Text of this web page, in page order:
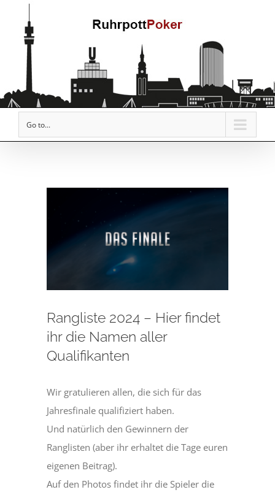
Go to...
Rangliste 2024 – Hier findet
ihr die Namen aller
Qualifikanten
Wir gratulieren allen, die sich für das
Jahresfinale qualifiziert haben.
Und natürlich den Gewinnern der
Ranglisten (aber ihr erhaltet die Tage euren
eigenen Beitrag).
Auf den Photos findet ihr die Spieler die